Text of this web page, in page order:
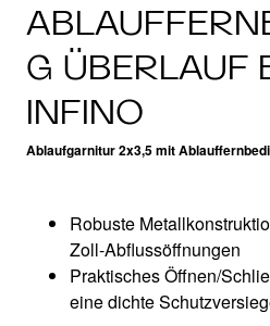
G ÜBERLAUF
INFINO
Ablaufgarnitur 2x3,5 mit
Robuste
Zoll-Abflussöffnungen
Praktisches Öffnen/
eine dichte